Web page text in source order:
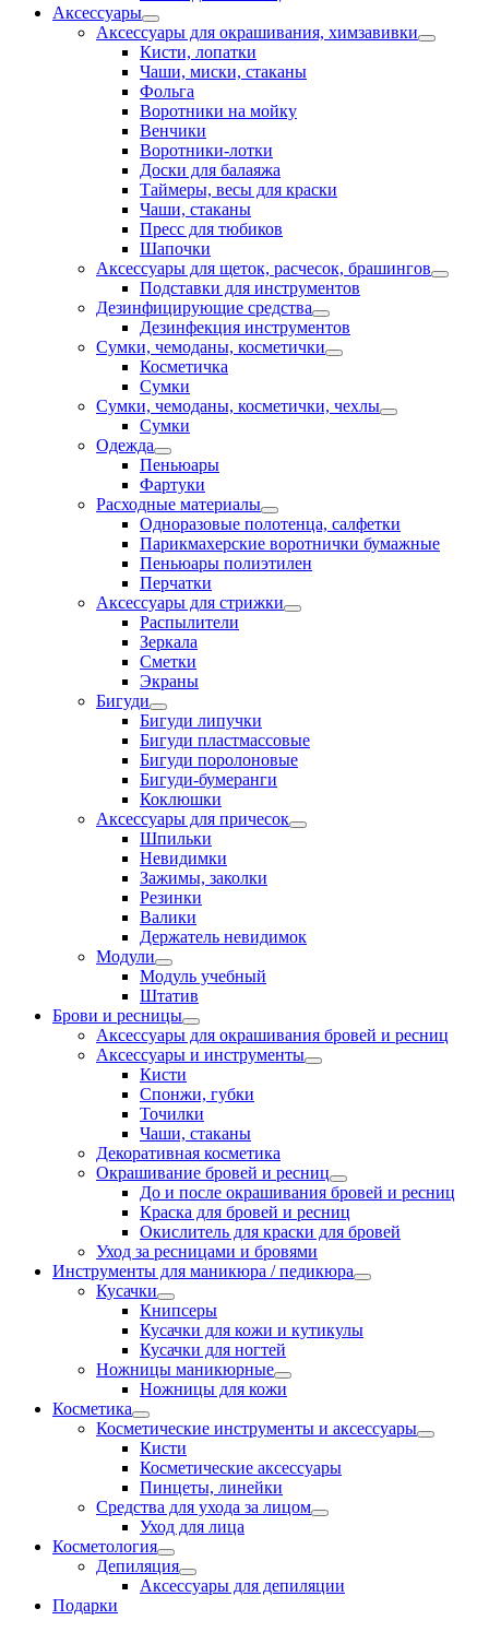
Аксессуары
Аксессуары для окрашивания, химзавивки
Кисти, лопатки
Чаши, миски, стаканы
Фольга
Воротники на мойку
Венчики
Воротники-лотки
Доски для балаяжа
Таймеры, весы для краски
Чаши, стаканы
Пресс для тюбиков
Шапочки
Аксессуары для щеток, расчесок, брашингов
Подставки для инструментов
Дезинфицирующие средства
Дезинфекция инструментов
Сумки, чемоданы, косметички
Косметичка
Сумки
Сумки, чемоданы, косметички, чехлы
Сумки
Одежда
Пеньюары
Фартуки
Расходные материалы
Одноразовые полотенца, салфетки
Парикмахерские воротнички бумажные
Пеньюары полиэтилен
Перчатки
Аксессуары для стрижки
Распылители
Зеркала
Сметки
Экраны
Бигуди
Бигуди липучки
Бигуди пластмассовые
Бигуди поролоновые
Бигуди-бумеранги
Коклюшки
Аксессуары для причесок
Шпильки
Невидимки
Зажимы, заколки
Резинки
Валики
Держатель невидимок
Модули
Модуль учебный
Штатив
Брови и ресницы
Аксессуары для окрашивания бровей и ресниц
Аксессуары и инструменты
Кисти
Спонжи, губки
Точилки
Чаши, стаканы
Декоративная косметика
Окрашивание бровей и ресниц
До и после окрашивания бровей и ресниц
Краска для бровей и ресниц
Окислитель для краски для бровей
Уход за ресницами и бровями
Инструменты для маникюра / педикюра
Кусачки
Книпсеры
Кусачки для кожи и кутикулы
Кусачки для ногтей
Ножницы маникюрные
Ножницы для кожи
Косметика
Косметические инструменты и аксессуары
Кисти
Косметические аксессуары
Пинцеты, линейки
Средства для ухода за лицом
Уход для лица
Косметология
Депиляция
Аксессуары для депиляции
Подарки